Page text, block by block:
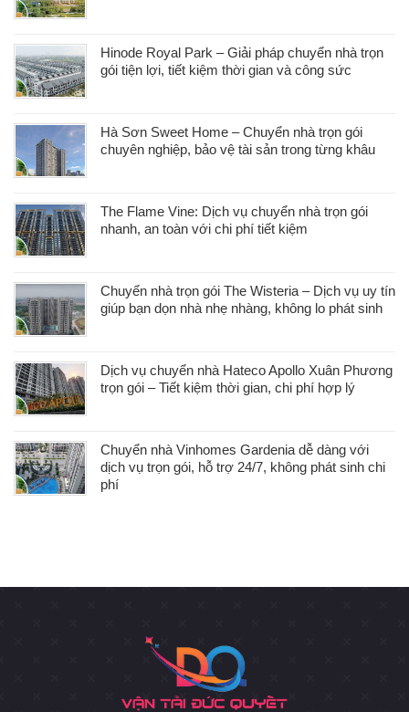
Hinode Royal Park – Giải pháp chuyển nhà trọn
gói tiện lợi, tiết kiệm thời gian và công sức
Hà Sơn Sweet Home – Chuyển nhà trọn gói
chuyên nghiệp, bảo vệ tài sản trong từng khâu
The Flame Vine: Dịch vụ chuyển nhà trọn gói
nhanh, an toàn với chi phí tiết kiệm
Chuyển nhà trọn gói The Wisteria – Dịch vụ uy tín
giúp bạn dọn nhà nhẹ nhàng, không lo phát sinh
Dịch vụ chuyển nhà Hateco Apollo Xuân Phương
trọn gói – Tiết kiệm thời gian, chi phí hợp lý
Chuyển nhà Vinhomes Gardenia dễ dàng với
dịch vụ trọn gói, hỗ trợ 24/7, không phát sinh chi
phí